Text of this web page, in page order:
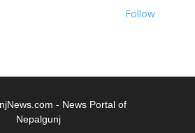
Follow